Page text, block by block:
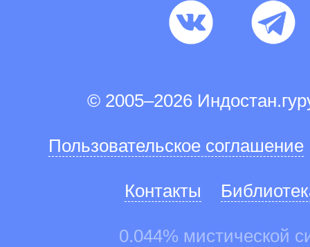
© 2005–2026
Пользовательское соглашение
Контакты
0.044% мистической